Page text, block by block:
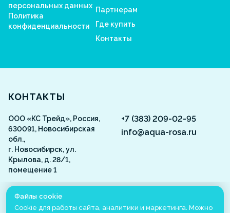
персональных данных
Политика
конфиденциальности
Партнерам
Где купить
Контакты
Aquarosa
КОНТАКТЫ
ООО «КС Трейд», Россия,
630091, Новосибирская
обл.,
г. Новосибирск, ул.
Крылова, д. 28/1,
помещение 1
+7 (383) 209-02-95
info@aqua-rosa.ru
ВКонтакте
Файлы cookie
Cookie для работы сайта, аналитики и маркетинга. Можно